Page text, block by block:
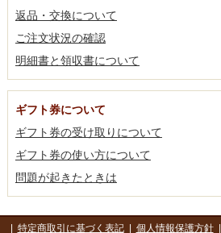
返品・交換について
ご注文状況の確認
明細書と領収書について
ギフト券について
ギフト券の受け取りについて
ギフト券の使い方について
問題が起きたときは
特定商取引に基づく表記| 個人情報保護方針|